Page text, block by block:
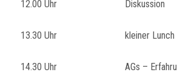
12.00 Uhr Diskussion
13.30 Uhr kleiner Lunch
14.30 Uhr AGs –